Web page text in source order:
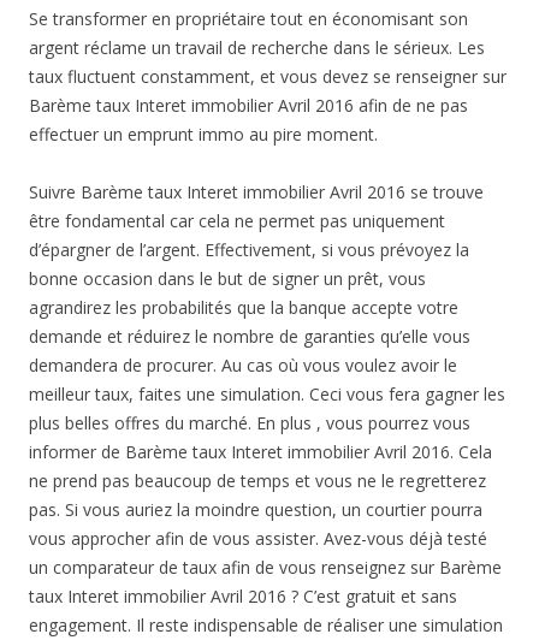
Se transformer en propriétaire tout en économisant son
argent réclame un travail de recherche dans le sérieux. Les
taux fluctuent constamment, et vous devez se renseigner sur
Barème taux Interet immobilier Avril 2016 afin de ne pas
effectuer un emprunt immo au pire moment.
Suivre Barème taux Interet immobilier Avril 2016 se trouve
être fondamental car cela ne permet pas uniquement
d’épargner de l’argent. Effectivement, si vous prévoyez la
bonne occasion dans le but de signer un prêt, vous
agrandirez les probabilités que la banque accepte votre
demande et réduirez le nombre de garanties qu’elle vous
demandera de procurer. Au cas où vous voulez avoir le
meilleur taux, faites une simulation. Ceci vous fera gagner les
plus belles offres du marché. En plus , vous pourrez vous
informer de Barème taux Interet immobilier Avril 2016. Cela
ne prend pas beaucoup de temps et vous ne le regretterez
pas. Si vous auriez la moindre question, un courtier pourra
vous approcher afin de vous assister. Avez-vous déjà testé
un comparateur de taux afin de vous renseignez sur Barème
taux Interet immobilier Avril 2016 ? C’est gratuit et sans
engagement. Il reste indispensable de réaliser une simulation